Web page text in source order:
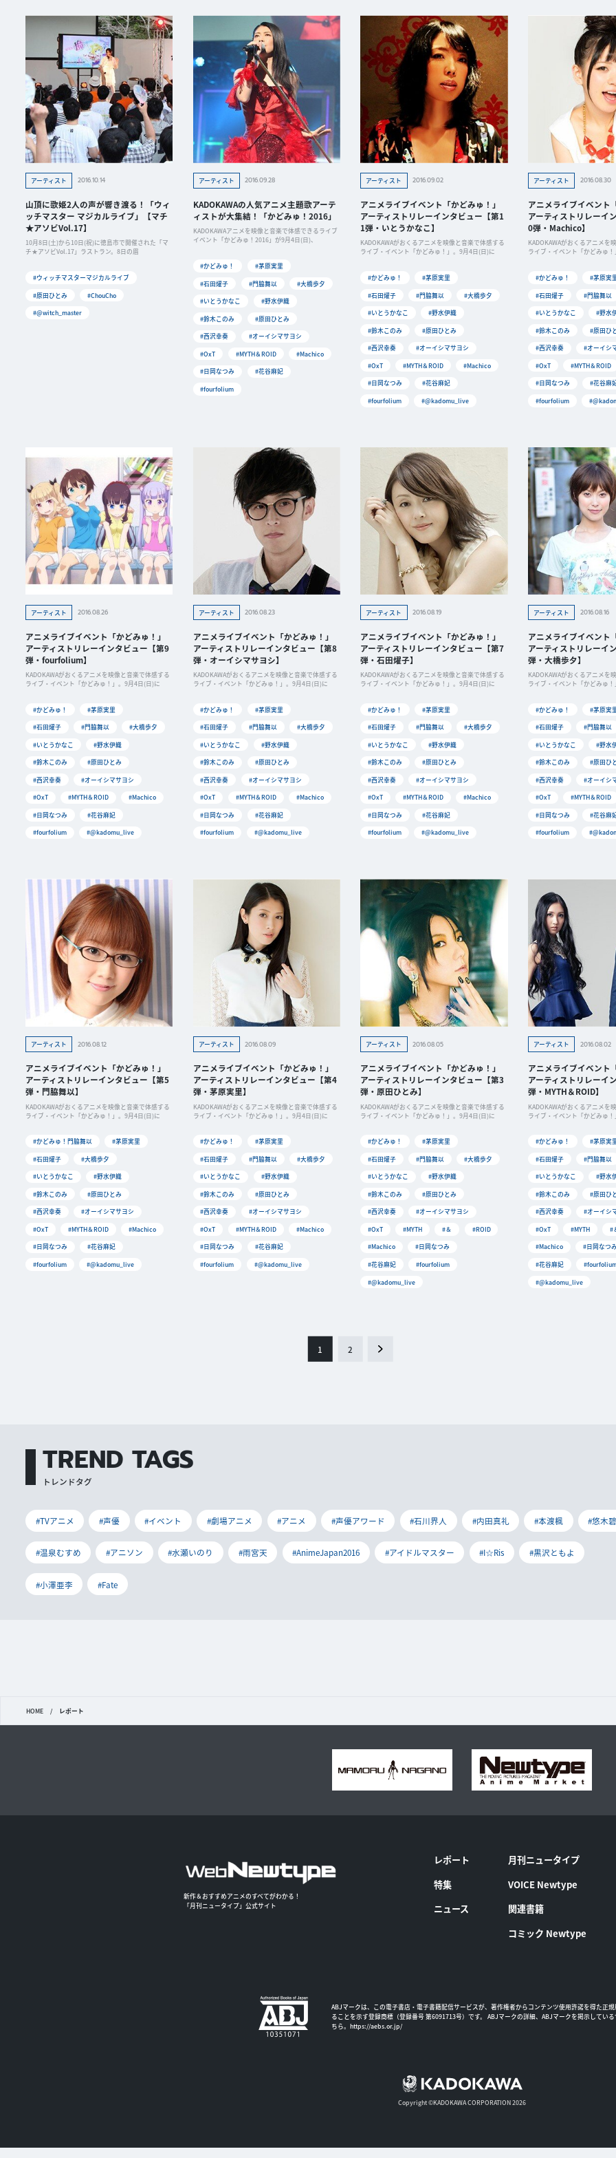
アーティスト 2016.10.14
山頂に歌姫2人の声が響き渡る！「ウィ
ッチマスター マジカルライブ」【マチ
★アソビVol.17】
10月8日(土)から10日(祝)に徳島市で開催された「マ
チ★アソビVol.17」ラストラン。8日の眉
#ウィッチマスターマジカルライブ
#原田ひとみ
#ChouCho
#@witch_master
アーティスト 2016.09.28
KADOKAWAの人気アニメ主題歌アーテ
ィストが大集結！「かどみゅ！2016」
KADOKAWAアニメを映像と音楽で体感できるライブ
イベント「かどみゅ！2016」が9月4日(日)、
#かどみゅ！
#茅原実里
#石田燿子
#門脇舞以
#大橋歩夕
#いとうかなこ
#野水伊織
#鈴木このみ
#原田ひとみ
#西沢幸奏
#オーイシマサヨシ
#OxT
#MYTH＆ROID
#Machico
#日岡なつみ
#花谷麻妃
#fourfolium
アーティスト 2016.09.02
アニメライブイベント「かどみゅ！」
アーティストリレーインタビュー【第1
1弾・いとうかなこ】
KADOKAWAがおくるアニメを映像と音楽で体感する
ライブ・イベント「かどみゅ！」。9月4日(日)に
#かどみゅ！
#茅原実里
#石田燿子
#門脇舞以
#大橋歩夕
#いとうかなこ
#野水伊織
#鈴木このみ
#原田ひとみ
#西沢幸奏
#オーイシマサヨシ
#OxT
#MYTH＆ROID
#Machico
#日岡なつみ
#花谷麻妃
#fourfolium
#@kadomu_live
アーティスト 2016.08.30
アニメライブイベント
アーティストリレーイ
0弾・Machico】
KADOKAWAがおくるアニメを
ライブ・イベント「かどみゅ
#かどみゅ！
#茅原実
#石田燿子
#門脇舞以
#いとうかなこ
#野水
#鈴木このみ
#原田ひ
#西沢幸奏
#オーイシ
#OxT
#MYTH＆ROID
#日岡なつみ
#花谷麻
#fourfolium
アーティスト 2016.08.26
アニメライブイベント「かどみゅ！」
アーティストリレーインタビュー【第9
弾・fourfolium】
KADOKAWAがおくるアニメを映像と音楽で体感する
ライブ・イベント「かどみゅ！」。9月4日(日)に
#かどみゅ！
#茅原実里
#石田燿子
#門脇舞以
#大橋歩夕
#いとうかなこ
#野水伊織
#鈴木このみ
#原田ひとみ
#西沢幸奏
#オーイシマサヨシ
#OxT
#MYTH＆ROID
#Machico
#日岡なつみ
#花谷麻妃
#fourfolium
#@kadomu_live
アーティスト 2016.08.23
アニメライブイベント「かどみゅ！」
アーティストリレーインタビュー【第8
弾・オーイシマサヨシ】
KADOKAWAがおくるアニメを映像と音楽で体感する
ライブ・イベント「かどみゅ！」。9月4日(日)に
#かどみゅ！
#茅原実里
#石田燿子
#門脇舞以
#大橋歩夕
#いとうかなこ
#野水伊織
#鈴木このみ
#原田ひとみ
#西沢幸奏
#オーイシマサヨシ
#OxT
#MYTH＆ROID
#Machico
#日岡なつみ
#花谷麻妃
#fourfolium
#@kadomu_live
アーティスト 2016.08.19
アニメライブイベント「かどみゅ！」
アーティストリレーインタビュー【第7
弾・石田燿子】
KADOKAWAがおくるアニメを映像と音楽で体感する
ライブ・イベント「かどみゅ！」。9月4日(日)に
#かどみゅ！
#茅原実里
#石田燿子
#門脇舞以
#大橋歩夕
#いとうかなこ
#野水伊織
#鈴木このみ
#原田ひとみ
#西沢幸奏
#オーイシマサヨシ
#OxT
#MYTH＆ROID
#Machico
#日岡なつみ
#花谷麻妃
#fourfolium
#@kadomu_live
アーティスト 2016.08.16
アニメライブイベント
アーティストリレーイ
弾・大橋歩夕】
KADOKAWAがおくるアニメを
ライブ・イベント「かどみゅ
#かどみゅ！
#茅原実
#石田燿子
#門脇舞以
#いとうかなこ
#野水
#鈴木このみ
#原田ひ
#西沢幸奏
#オーイシ
#OxT
#MYTH＆ROID
#日岡なつみ
#花谷麻
#fourfolium
アーティスト 2016.08.12
アニメライブイベント「かどみゅ！」
アーティストリレーインタビュー【第5
弾・門脇舞以】
KADOKAWAがおくるアニメを映像と音楽で体感する
ライブ・イベント「かどみゅ！」。9月4日(日)に
#かどみゅ！門脇舞以
#茅原実里
#石田燿子
#大橋歩夕
#いとうかなこ
#野水伊織
#鈴木このみ
#原田ひとみ
#西沢幸奏
#オーイシマサヨシ
#OxT
#MYTH＆ROID
#Machico
#日岡なつみ
#花谷麻妃
#fourfolium
#@kadomu_live
アーティスト 2016.08.09
アニメライブイベント「かどみゅ！」
アーティストリレーインタビュー【第4
弾・茅原実里】
KADOKAWAがおくるアニメを映像と音楽で体感する
ライブ・イベント「かどみゅ！」。9月4日(日)に
#かどみゅ！
#茅原実里
#石田燿子
#門脇舞以
#大橋歩夕
#いとうかなこ
#野水伊織
#鈴木このみ
#原田ひとみ
#西沢幸奏
#オーイシマサヨシ
#OxT
#MYTH＆ROID
#Machico
#日岡なつみ
#花谷麻妃
#fourfolium
#@kadomu_live
アーティスト 2016.08.05
アニメライブイベント「かどみゅ！」
アーティストリレーインタビュー【第3
弾・原田ひとみ】
KADOKAWAがおくるアニメを映像と音楽で体感する
ライブ・イベント「かどみゅ！」。9月4日(日)に
#かどみゅ！
#茅原実里
#石田燿子
#門脇舞以
#大橋歩夕
#いとうかなこ
#野水伊織
#鈴木このみ
#原田ひとみ
#西沢幸奏
#オーイシマサヨシ
#OxT
#MYTH #＆
#ROID
#Machico
#日岡なつみ
#花谷麻妃
#fourfolium
#@kadomu_live
アーティスト 2016.08.02
アニメライブイベント
アーティストリレーイ
弾・MYTH＆ROID】
KADOKAWAがおくるアニメを
ライブ・イベント「かどみゅ
#かどみゅ！
#茅原実
#石田燿子
#門脇舞以
#いとうかなこ
#野水
#鈴木このみ
#原田ひ
#西沢幸奏
#オーイシ
#OxT
#MYTH #
#Machico
#日岡なつ
#花谷麻妃
#@kadomu_live
1 2
TREND TAGS
トレンドタグ
#TVアニメ #声優 #イベント #劇場アニメ #アニメ #声優アワード #石川界人 #内田真礼 #本渡楓 #悠木碧
#温泉むすめ #アニソン #水瀬いのり #雨宮天 #AnimeJapan2016 #アイドルマスター #I☆Ris #黒沢ともよ
#小澤亜李 #Fate
HOME / レポート
新作＆おすすめアニメのすべてがわかる！
「月刊ニュータイプ」公式サイト
レポート
特集
ニュース
月刊ニュータイプ
VOICE Newtype
関連書籍
コミック Newtype
ABJマークは、この電子書店・電子書籍配信サービスが、著作権者からコンテンツ使用許諾を得た正
ることを示す登録商標（登録番号 第6091713号）です。 ABJマークの詳細、ABJマークを掲示してい
ちら。 https://aebs.or.jp/
Copyright ©KADOKAWA CORPORATION 2026